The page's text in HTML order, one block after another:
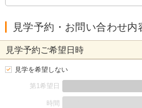
見学予約・お問い合わせ内
見学予約ご希望日時
見学を希望しない
第1希望日
時間